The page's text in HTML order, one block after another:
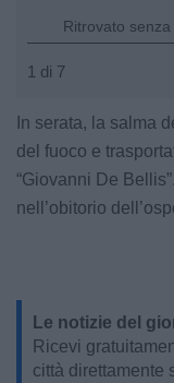
Ritrovato
1 di 7
In serata, la salma
del fuoco e
“Giovanni De
nell’obitorio
Le notizie del
Ricevi
città direttamente